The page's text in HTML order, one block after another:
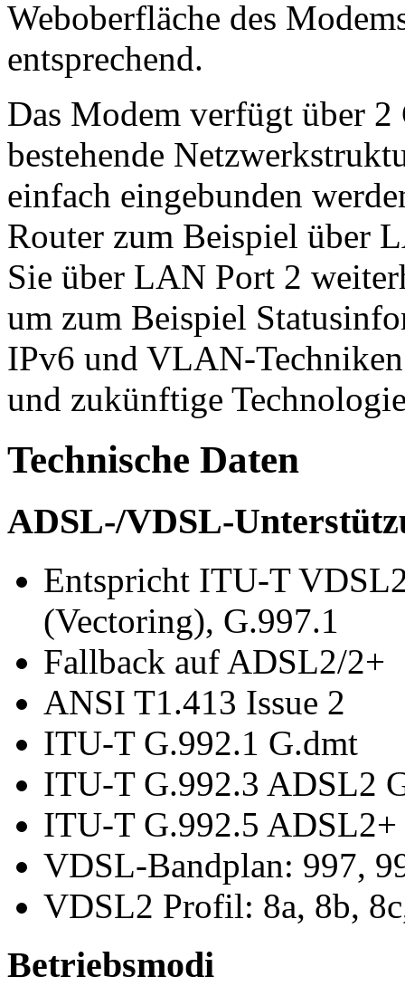
Weboberfläche des
entsprechend.
Das Modem verfügt über
bestehende
einfach eingebunden
Router zum Beispiel über
Sie über LAN Port 2
um zum Beispiel
IPv6 und VLAN-
und zukünftige
Technische Daten
ADSL-/VDSL-
Entspricht ITU-T
(Vectoring), G.997.1
Fallback auf ADSL2/2+
ANSI T1.413 Issue 2
ITU-T G.992.1 G.dmt
ITU-T G.992.3 ADSL2
ITU-T G.992.5 ADSL2+
VDSL-Bandplan: 997,
VDSL2 Profil: 8a, 8b,
Betriebsmodi